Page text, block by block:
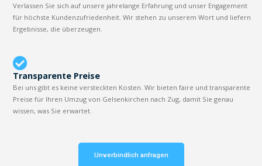
Verlassen Sie sich auf unsere jahrelange Erfahrung und unser Engagement
für höchste Kundenzufriedenheit. Wir stehen zu unserem Wort und liefern
Ergebnisse, die überzeugen.
Transparente Preise
Bei uns gibt es keine versteckten Kosten. Wir bieten faire und transparente
Preise für Ihren Umzug von Gelsenkirchen nach Zug, damit Sie genau
wissen, was Sie erwartet.
Unverbindlich anfragen